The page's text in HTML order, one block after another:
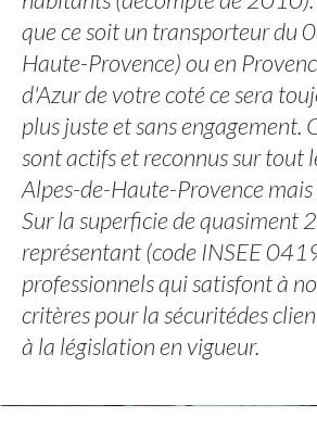
que ce soit un transporteur du
Haute-Provence) ou en
d'Azur de votre coté ce sera
plus juste et sans engagement.
sont actifs et reconnus sur tout
Alpes-de-Haute-Provence mais
Sur la superficie de quasiment
représentant (code INSEE
professionnels qui satisfont à
critères pour la sécuritédes
à la législation en vigueur.